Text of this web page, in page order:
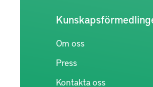
Om oss
Press
Kontakta oss